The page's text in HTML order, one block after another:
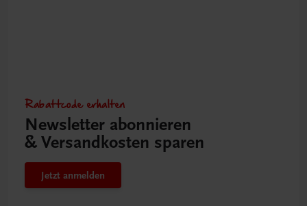
Rabattcode erhalten
Newsletter abonnieren
& Versandkosten sparen
Jetzt anmelden